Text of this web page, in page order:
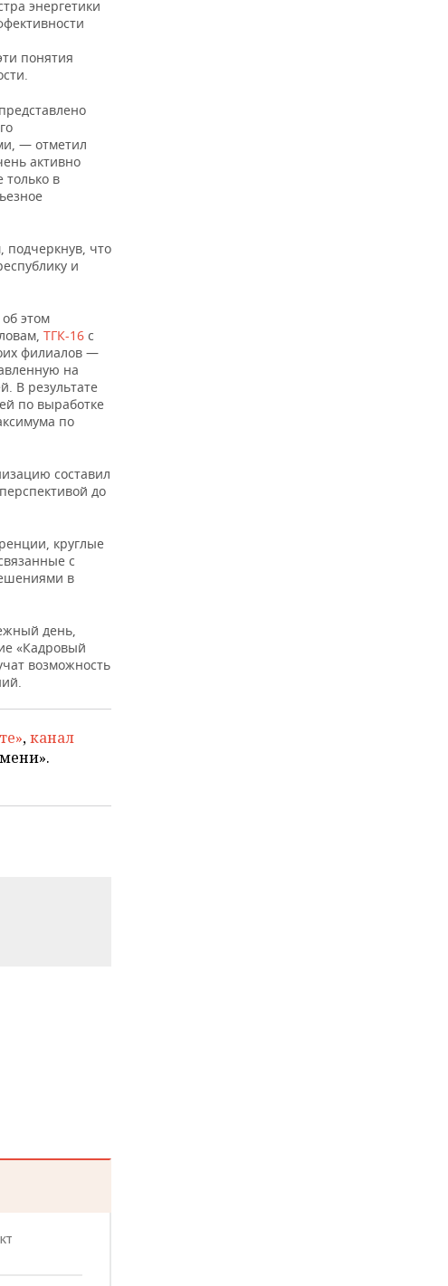
энергетики
понятия
— отметил
активно
только в
подчеркнув, что
и
этом
ТГК-16 с
филиалов —
на
В результате
по выработке
по
составил
до
круглые
с
в
день,
«Кадровый
возможность
,канал